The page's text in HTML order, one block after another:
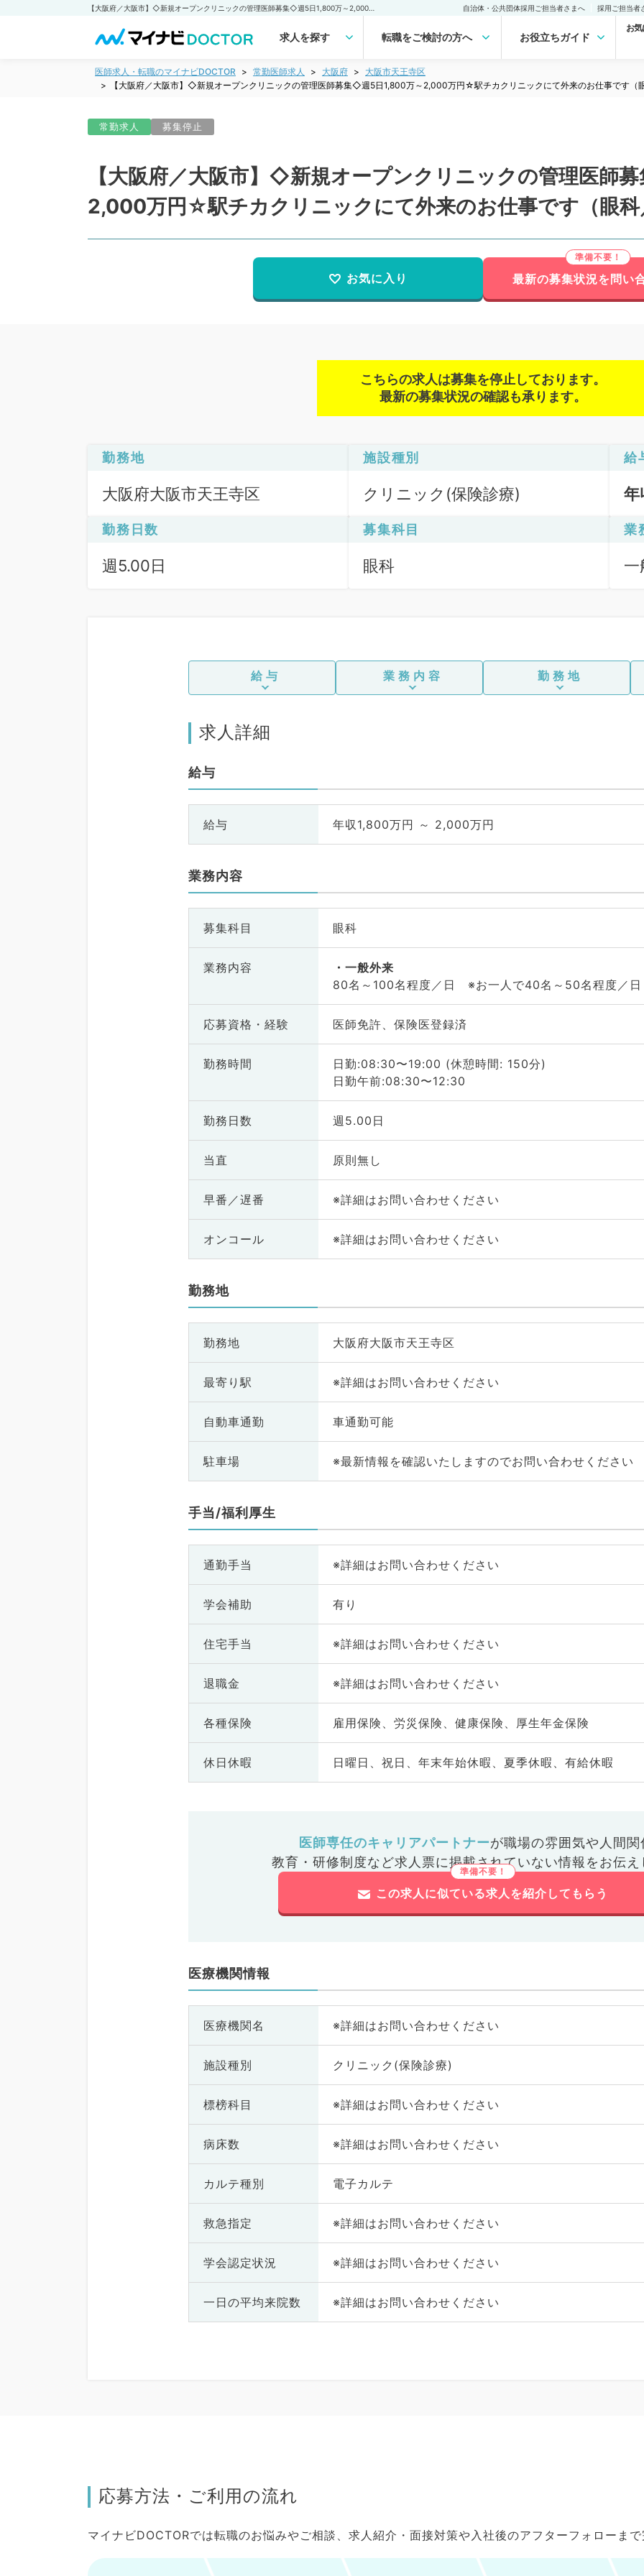
自治体・公共団体採用ご担当者さまへ 採用ご担当者
求人を探す 転職をご検討の方へ お役立ちガイド
お
医師求人・転職のマイナビDOCTOR 常勤医師求人 大阪府
大阪市天王寺区
【大阪府／大阪市】◇新規オープンクリニックの管理医師募集◇週5日1,800万～2,000万円☆駅チカクリニックにて外来のお仕事です（
常勤求人 募集停止
【大阪府／大阪市】◇新規オープンクリニックの管理医師
2,000万円☆駅チカクリニックにて外来のお仕事です（眼科
お気に入り 最新の募集状況を問い
こちらの求人は募集を停止しております。
最新の募集状況の確認も承ります。
勤務地
大阪府大阪市天王寺区
施設種別
クリニック(保険診療)
給
年
勤務日数
週5.00日
募集科目
眼科
業
一
給与 業務内容 勤務地
求人詳細
給与
給与 年収1,800万円 ～ 2,000万円
業務内容
募集科目 眼科
業務内容
一般外来
80名～100名程度／日 ※お一人で40名～50名程度／
応募資格・ 経験 医師免許、保険医登録済
勤務時間
日勤:08:30〜19:00 (休憩時間: 150分)
日勤午前:08:30〜12:30
勤務日数 週5.00日
当直 原則無し
早番／遅番 ※詳細はお問い合わせください
オンコール ※詳細はお問い合わせください
勤務地
勤務地 大阪府大阪市天王寺区
最寄り駅 ※詳細はお問い合わせください
自動車通勤 車通勤可能
駐車場 ※最新情報を確認いたしますのでお問い合わせください
手当/福利厚生
通勤手当 ※詳細はお問い合わせください
学会補助 有り
住宅手当 ※詳細はお問い合わせください
退職金 ※詳細はお問い合わせください
各種保険 雇用保険、労災保険、健康保険、厚生年金保険
休日休暇 日曜日、祝日、年末年始休暇、夏季休暇、有給休暇
医師専任のキャリアパートナーが職場の雰囲気や人間関
教育・研修制度など求人票に掲載されていない情報をお伝え
この求人に似ている求人を紹介してもらう
医療機関情報
医療機関名 ※詳細はお問い合わせください
施設種別 クリニック(保険診療)
標榜科目 ※詳細はお問い合わせください
病床数 ※詳細はお問い合わせください
カルテ種別 電子カルテ
救急指定 ※詳細はお問い合わせください
学会認定状況 ※詳細はお問い合わせください
一日の平均来院数 ※詳細はお問い合わせください
応募方法・ご利用の流れ
マイナビDOCTORでは転職のお悩みやご相談、求人紹介・面接対策や入社後のアフターフォローま